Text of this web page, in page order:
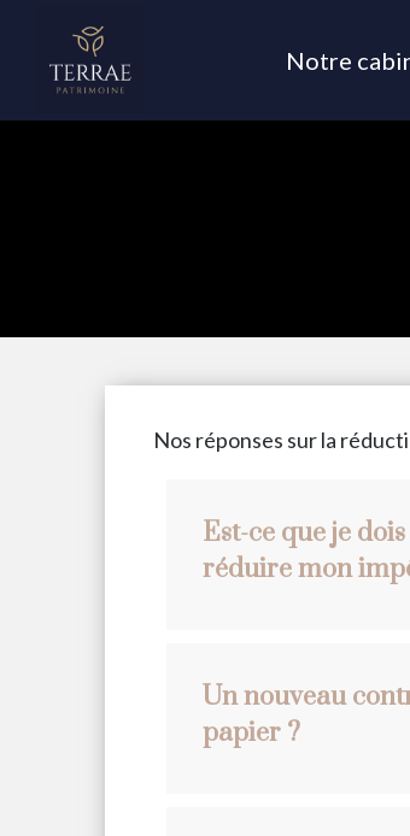
Notre
Nos réponses sur la
Est-ce que je
réduire mon
Un nouveau
papier ?